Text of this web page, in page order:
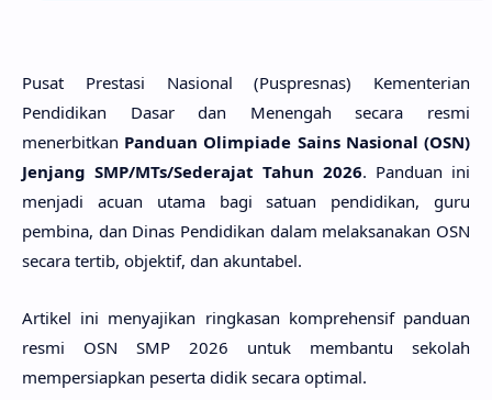
Pusat Prestasi Nasional (Puspresnas) Kementerian
Pendidikan Dasar dan Menengah secara resmi
menerbitkan Panduan Olimpiade Sains Nasional (OSN)
Jenjang SMP/MTs/Sederajat Tahun 2026. Panduan ini
menjadi acuan utama bagi satuan pendidikan, guru
pembina, dan Dinas Pendidikan dalam melaksanakan OSN
secara tertib, objektif, dan akuntabel.
Artikel ini menyajikan ringkasan komprehensif panduan
resmi OSN SMP 2026 untuk membantu sekolah
mempersiapkan peserta didik secara optimal.